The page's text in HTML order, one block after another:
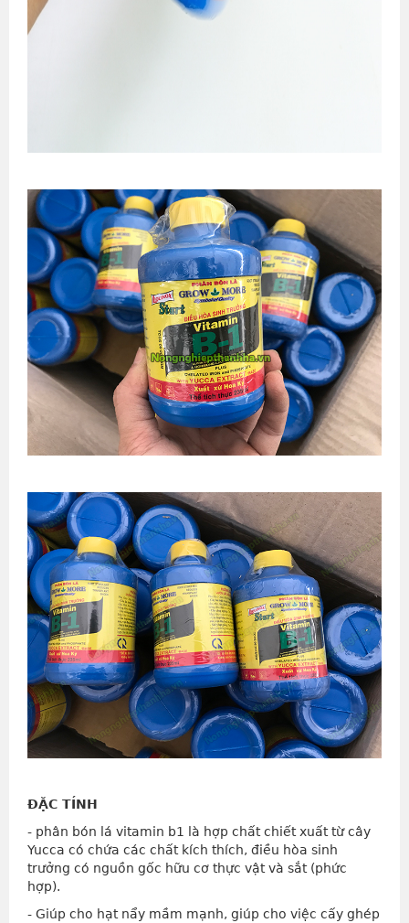
ĐẶC TÍNH
- phân bón lá vitamin b1 là hợp chất chiết xuất từ cây
Yucca có chứa các chất kích thích, điều hòa sinh
trưởng có nguồn gốc hữu cơ thực vật và sắt (phức
hợp).
- Giúp cho hạt nẩy mầm mạnh, giúp cho việc cấy ghép